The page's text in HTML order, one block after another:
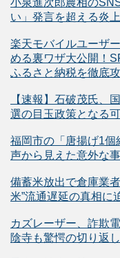
小泉進次郎農相の
い」発言を超える炎
楽天モバイルユーザ
める裏ワザ大公開！
ふるさと納税を徹底
【速報】石破茂氏、
選の目玉政策となる
福岡市の「唐揚げ1個
声から見えた意外な
備蓄米放出で倉庫業
米”流通遅延の真相に
カズレーザー、詐欺
陰寺も驚愕の切り返